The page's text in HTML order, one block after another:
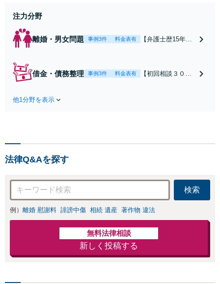
注力分野
離婚・男女問題 事例3件 料金表有
【弁護士歴15年以
家や住宅ローンを
借金・債務整理 事例3件 料金表有
【初回相談３０分
任意整理・個人再
をご説明し、より
良い解決を目指し
ます。
他1分野を表示
法律Q&Aを探す
検索
例） 離婚 慰謝料 誹謗中傷 相続 遺産 著作物 違法
無料法律相談
新しく投稿する